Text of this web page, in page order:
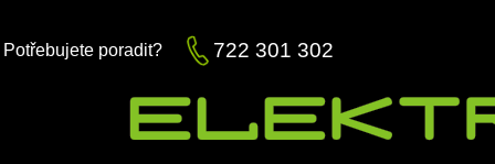
Potřebujete poradit? 722 301 302